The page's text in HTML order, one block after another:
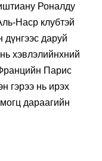
Роналду
Наср клубтэй
дүнгээс даруй
хэвлэлийнхний
Парис
гэрээ нь ирэх
дараагийн